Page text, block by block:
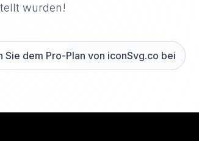
wurden!
Sie dem Pro-Plan von iconSvg.co bei